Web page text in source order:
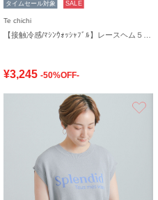
タイムセール対象 SALE
Te chichi
¥3,245 -50%OFF-